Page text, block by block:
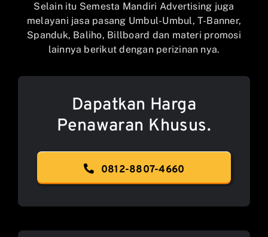
Selain itu Semesta Mandiri Advertising juga
melayani jasa pasang Umbul-Umbul, T-Banner,
Spanduk, Baliho, Billboard dan materi promosi
lainnya berikut dengan perizinan nya.
Dapatkan Harga
Penawaran Khusus.
0812-8807-4660